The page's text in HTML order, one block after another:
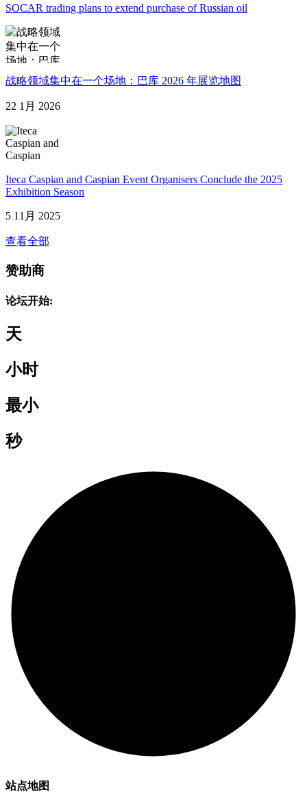
SOCAR trading plans to extend purchase of Russian oil
战略领域集中在一个场地：巴库 2026 年展览地图
22 1月 2026
Iteca Caspian and Caspian Event Organisers Conclude the 2025
Exhibition Season
5 11月 2025
查看全部
赞助商
论坛开始:
天
小时
最小
秒
站点地图